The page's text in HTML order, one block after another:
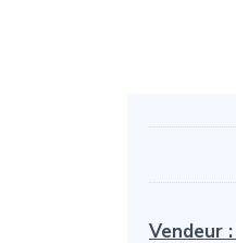
Vendeur :